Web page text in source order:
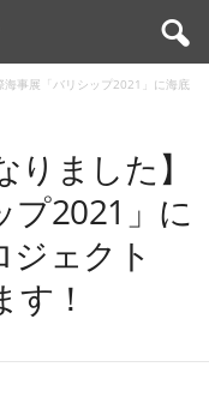
事展「バリシップ2021」に海底
ました】
プ2021」に
ジェクト
す！